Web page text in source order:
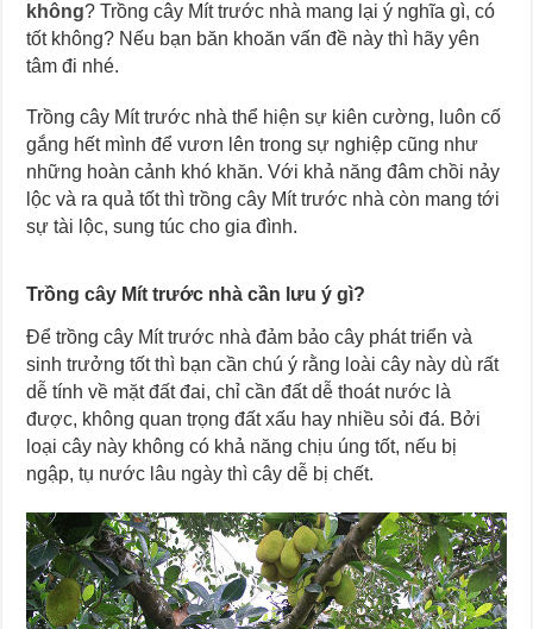
không? Trồng cây Mít trước nhà mang lại ý nghĩa gì, có
tốt không? Nếu bạn băn khoăn vấn đề này thì hãy yên
tâm đi nhé.
Trồng cây Mít trước nhà thể hiện sự kiên cường, luôn cố
gắng hết mình để vươn lên trong sự nghiệp cũng như
những hoàn cảnh khó khăn. Với khả năng đâm chồi nảy
lộc và ra quả tốt thì trồng cây Mít trước nhà còn mang tới
sự tài lộc, sung túc cho gia đình.
Trồng cây Mít trước nhà cần lưu ý gì?
Để trồng cây Mít trước nhà đảm bảo cây phát triển và
sinh trưởng tốt thì bạn cần chú ý rằng loài cây này dù rất
dễ tính về mặt đất đai, chỉ cần đất dễ thoát nước là
được, không quan trọng đất xấu hay nhiều sỏi đá. Bởi
loại cây này không có khả năng chịu úng tốt, nếu bị
ngập, tụ nước lâu ngày thì cây dễ bị chết.